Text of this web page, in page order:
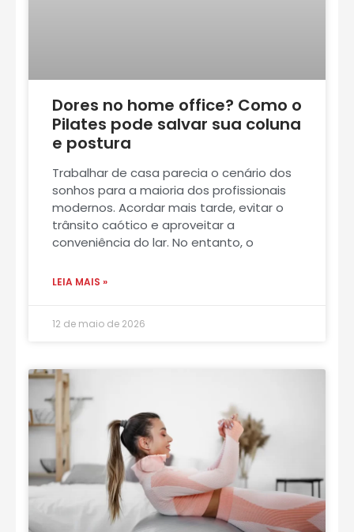
Dores no home office? Como o
Pilates pode salvar sua coluna
e postura
Trabalhar de casa parecia o cenário dos
sonhos para a maioria dos profissionais
modernos. Acordar mais tarde, evitar o
trânsito caótico e aproveitar a
conveniência do lar. No entanto, o
LEIA MAIS »
12 de maio de 2026